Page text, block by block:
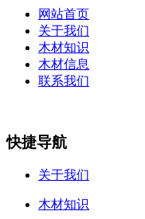
网站首页
关于我们
木材知识
木材信息
联系我们
快捷导航
关于我们
木材知识